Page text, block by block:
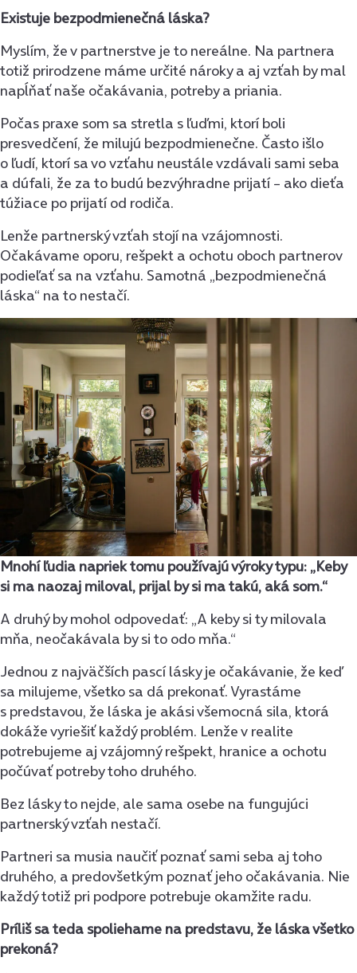
Existuje bezpodmienečná láska?
Myslím, že v partnerstve je to nereálne. Na partnera
totiž prirodzene máme určité nároky a aj vzťah by mal
napĺňať naše očakávania, potreby a priania.
Počas praxe som sa stretla s ľuďmi, ktorí boli
presvedčení, že milujú bezpodmienečne. Často išlo
o ľudí, ktorí sa vo vzťahu neustále vzdávali sami seba
a dúfali, že za to budú bezvýhradne prijatí – ako dieťa
túžiace po prijatí od rodiča.
Lenže partnerský vzťah stojí na vzájomnosti.
Očakávame oporu, rešpekt a ochotu oboch partnerov
podieľať sa na vzťahu. Samotná „bezpodmienečná
láska“ na to nestačí.
Mnohí ľudia napriek tomu používajú výroky typu: „Keby
si ma naozaj miloval, prijal by si ma takú, aká som.“
A druhý by mohol odpovedať: „A keby si ty milovala
mňa, neočakávala by si to odo mňa.“
Jednou z najväčších pascí lásky je očakávanie, že keď
sa milujeme, všetko sa dá prekonať. Vyrastáme
s predstavou, že láska je akási všemocná sila, ktorá
dokáže vyriešiť každý problém. Lenže v realite
potrebujeme aj vzájomný rešpekt, hranice a ochotu
počúvať potreby toho druhého.
Bez lásky to nejde, ale sama osebe na fungujúci
partnerský vzťah nestačí.
Partneri sa musia naučiť poznať sami seba aj toho
druhého, a predovšetkým poznať jeho očakávania. Nie
každý totiž pri podpore potrebuje okamžite radu.
Príliš sa teda spoliehame na predstavu, že láska všetko
prekoná?